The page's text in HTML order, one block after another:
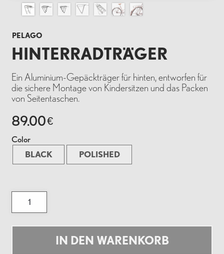
PELAGO
HINTERRADTRÄGER
Ein Aluminium-Gepäckträger für hinten, entworfen für
die sichere Montage von Kindersitzen und das Packen
von Seitentaschen.
89.00€
Color
BLACK
POLISHED
Hinterradträger
Menge
IN DEN WARENKORB